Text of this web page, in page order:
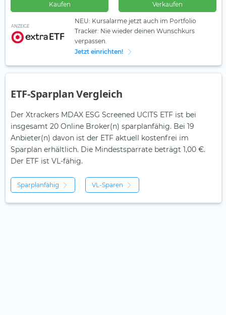
Kaufen Verkaufen
ANZEIGE
NEU: Kursalarme jetzt auch im Portfolio
Tracker: Nie wieder deinen Wunschkurs
verpassen.
Jetzt einrichten!
ETF-Sparplan Vergleich
Der Xtrackers MDAX ESG Screened UCITS ETF ist bei
insgesamt 20 Online Broker(n) sparplanfähig. Bei 19
Anbieter(n) davon ist der ETF aktuell kostenfrei im
Sparplan erhältlich. Die Mindestsparrate beträgt 1,00 €.
Der ETF ist VL-fähig.
Sparplanfähig VL-Sparen